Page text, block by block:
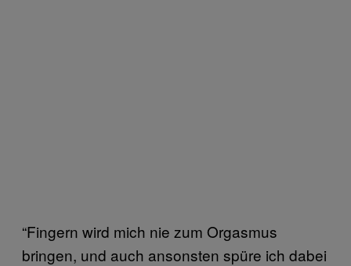
“Fingern wird mich nie zum Orgasmus
bringen, und auch ansonsten spüre ich dabei